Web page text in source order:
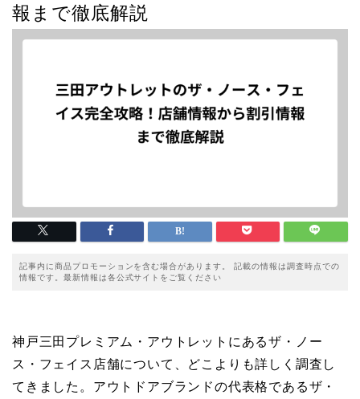
報まで徹底解説
記事内に商品プロモーションを含む場合があります。 記載の情報は調査時点での
情報です。最新情報は各公式サイトをご覧ください
神戸三田プレミアム・アウトレットにあるザ・ノー
ス・フェイス店舗について、どこよりも詳しく調査し
てきました。アウトドアブランドの代表格であるザ・